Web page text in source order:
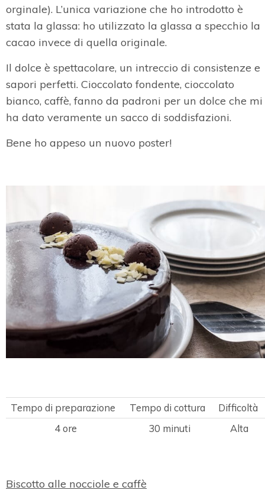
orginale). L’unica variazione che ho introdotto è
stata la glassa: ho utilizzato la glassa a specchio la
cacao invece di quella originale.
Il dolce è spettacolare, un intreccio di consistenze e
sapori perfetti. Cioccolato fondente, cioccolato
bianco, caffè, fanno da padroni per un dolce che mi
ha dato veramente un sacco di soddisfazioni.
Bene ho appeso un nuovo poster!
Tempo di preparazione Tempo di cottura
Difficoltà
4 ore
30 minuti Alta
Biscotto alle nocciole e caffè